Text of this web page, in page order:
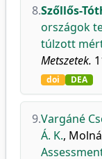
8.Szőllős-
országok
túlzott
Metszetek.
doi DEA
9.Vargáné
Á. K.,